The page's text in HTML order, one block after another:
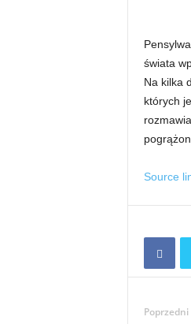
świata
Na kilka
których
Source